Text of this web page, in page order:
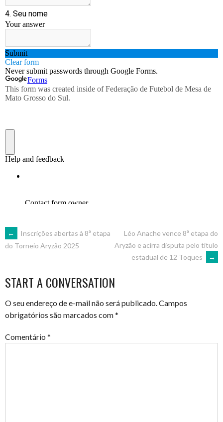
POST
←
Inscrições abertas à 8ª etapa
do Torneio Aryzão 2025
Léo Anache vence 8ª etapa do
Aryzão e acirra disputa pelo título
estadual de 12 Toques
→
START A CONVERSATION
O seu endereço de e-mail não será publicado. Campos
obrigatórios são marcados com*
Comentário *